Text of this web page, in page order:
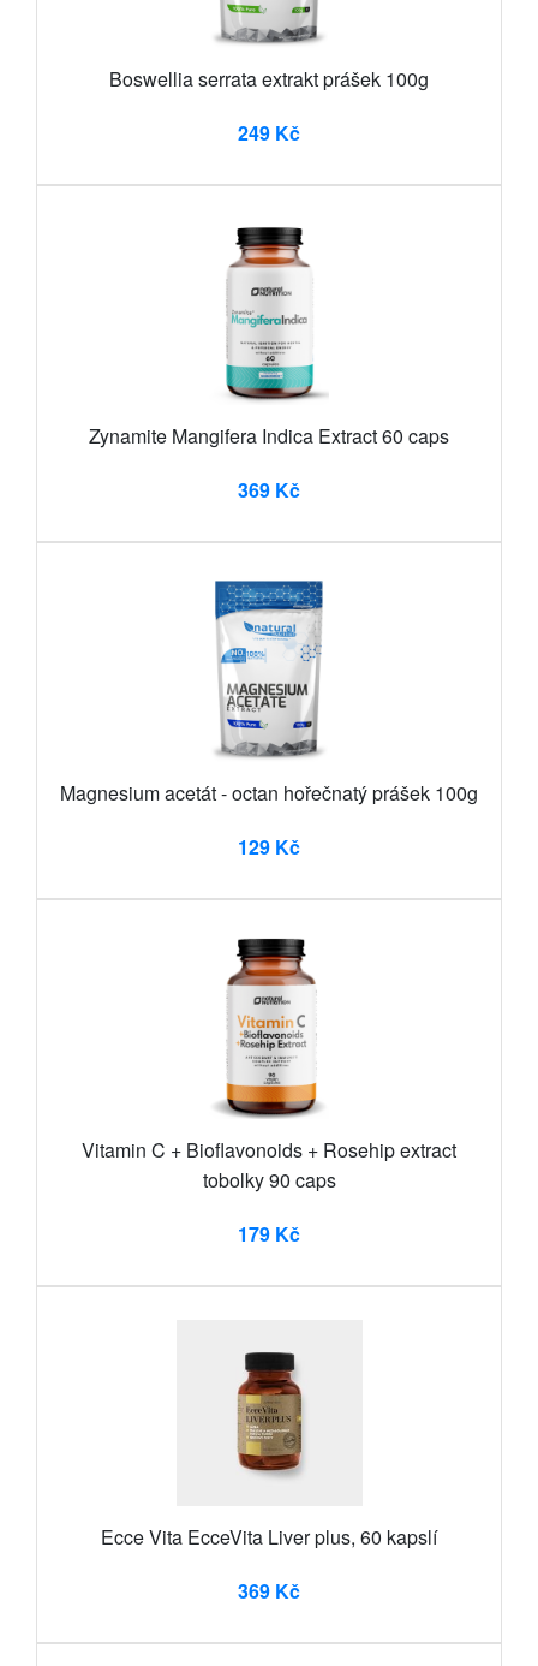
Boswellia serrata extrakt prášek 100g
249 Kč
Zynamite Mangifera Indica Extract 60 caps
369 Kč
Magnesium acetát - octan hořečnatý prášek 100g
129 Kč
Vitamin C + Bioflavonoids + Rosehip extract
tobolky 90 caps
179 Kč
Ecce Vita EcceVita Liver plus, 60 kapslí
369 Kč